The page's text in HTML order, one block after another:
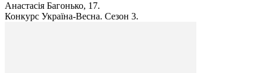
Анастасія Багонько, 17.
Конкурс Україна-Весна. Сезон 3.